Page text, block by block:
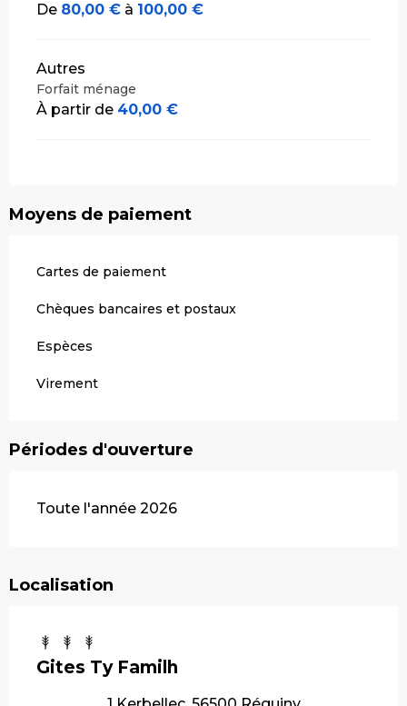
De 80,00 € à 100,00 €
Autres
Forfait ménage
À partir de 40,00 €
Moyens de paiement
Cartes de paiement
Chèques bancaires et postaux
Espèces
Virement
Périodes d'ouverture
Toute l'année 2026
Localisation
Gites Ty Familh